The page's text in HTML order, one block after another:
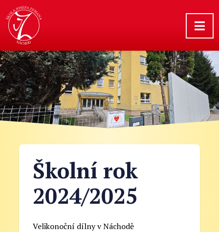
Školní rok
2024/2025
Velikonoční dílny v Náchodě